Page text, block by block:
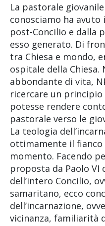
La pastorale
conosciamo ha avuto
post-Concilio e dalla
esso generato. Di
tra Chiesa e mondo,
ospitale della
abbondante di vita,
ricercare un
potesse rendere
pastorale verso le
La teologia
ottimamente il
momento. Facendo
proposta da Paolo VI
dell’intero Concilio,
samaritano, ecco
dell’incarnazione,
vicinanza, familiarità